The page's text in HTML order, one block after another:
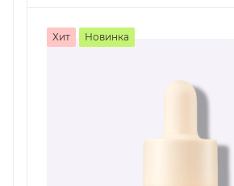
Хит Новинка